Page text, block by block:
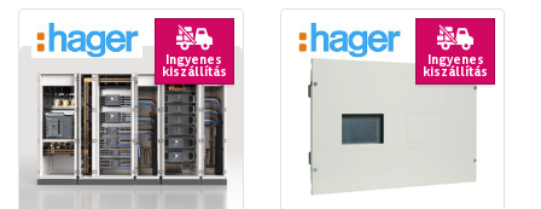
Ingyenes
kiszállítás
Ingyenes
kiszállítás